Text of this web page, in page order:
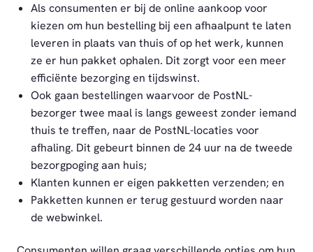
Als consumenten er bij de online aankoop voor
kiezen om hun bestelling bij een afhaalpunt te laten
leveren in plaats van thuis of op het werk, kunnen
ze er hun pakket ophalen. Dit zorgt voor een meer
efficiënte bezorging en tijdswinst.
Ook gaan bestellingen waarvoor de PostNL-
bezorger twee maal is langs geweest zonder iemand
thuis te treffen, naar de PostNL-locaties voor
afhaling. Dit gebeurt binnen de 24 uur na de tweede
bezorgpoging aan huis;
Klanten kunnen er eigen pakketten verzenden; en
Pakketten kunnen er terug gestuurd worden naar
de webwinkel.